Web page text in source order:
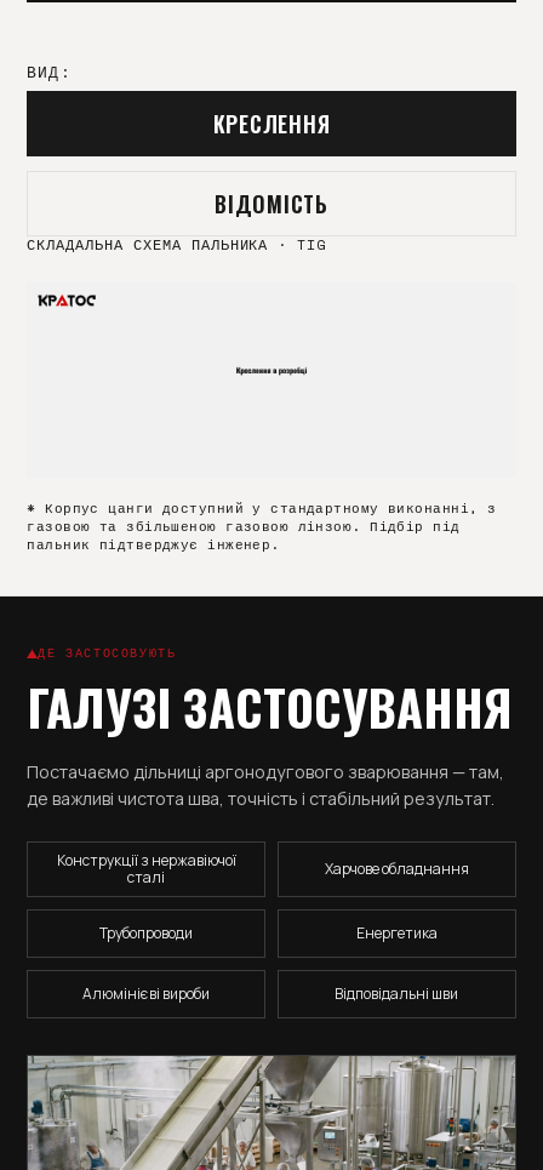
ВИД:
КРЕСЛЕННЯ
ВІДОМІСТЬ
СКЛАДАЛЬНА СХЕМА ПАЛЬНИКА ·TIG
* Корпус цанги доступний у стандартному виконанні, з
газовою та збільшеною газовою лінзою. Підбір під
пальник підтверджує інженер.
ДЕ ЗАСТОСОВУЮТЬ
ГАЛУЗІ ЗАСТОСУВАННЯ
Постачаємо дільниці аргонодугового зварювання — там,
де важливі чистота шва, точність і стабільний результат.
Конструкції з нержавіючої
сталі
Харчове обладнання
Трубопроводи Енергетика
Алюмінієві вироби Відповідальні шви